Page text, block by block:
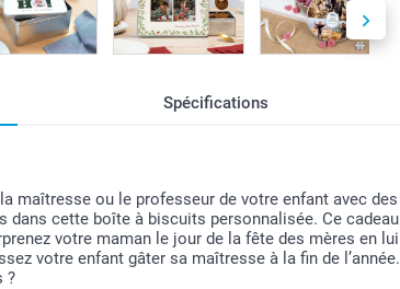
Spécifications
maîtresse ou le professeur de votre enfant avec des
cette boîte à biscuits personnalisée. Ce cadeau
votre maman le jour de la fête des mères en lui
votre enfant gâter sa maîtresse à la fin de l’année.
?